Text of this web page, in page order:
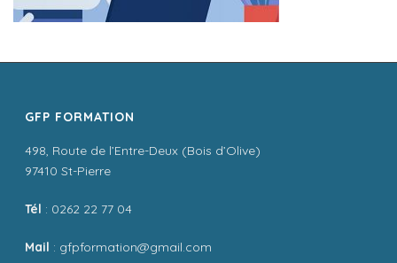
GFP FORMATION
498, Route de l’Entre-Deux (Bois d’Olive)
97410 St-Pierre
Tél : 0262 22 77 04
Mail : gfpformation@gmail.com